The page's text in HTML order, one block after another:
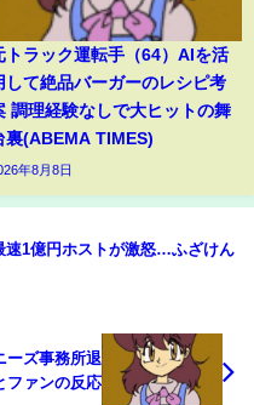
トラック運転手（64）AIを活
して絶品バーガーのレシピ考
調理経験なしで大ヒットの舞
裏(ABEMA TIMES)
年8月8日
速1億円ホストが激怒…ふざけん
ーズ事務所退
ファンの反応